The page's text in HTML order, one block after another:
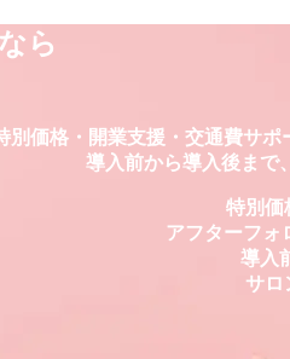
ら
別価格・開業支援・交通費サポ
導入前から導入後まで
特別価
アフターフォ
導入
サロ